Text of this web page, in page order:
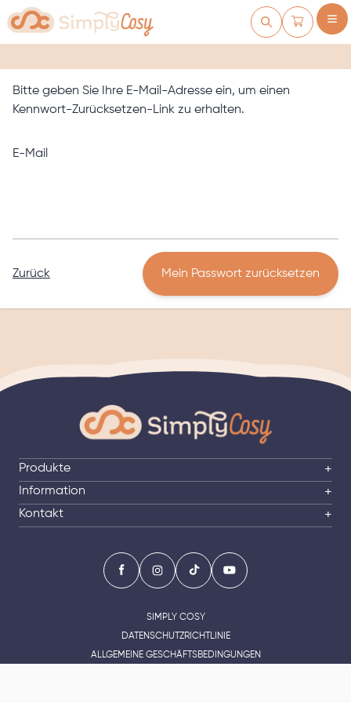
Zum Inhalt springen
Warenkorb
Bitte geben Sie Ihre E-Mail-Adresse ein, um einen
Kennwort-Zurücksetzen-Link zu erhalten.
E-Mail
Mein Passwort zurücksetzen
Zurück
Produkte +
Information +
Kontakt +
SIMPLY COSY
DATENSCHUTZRICHTLINIE
ALLGEMEINE GESCHÄFTSBEDINGUNGEN